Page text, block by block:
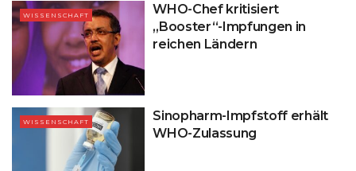
WISSENSCHAFT
WHO-Chef kritisiert
„Booster“-Impfungen in
reichen Ländern
WISSENSCHAFT
Sinopharm-Impfstoff erhält
WHO-Zulassung